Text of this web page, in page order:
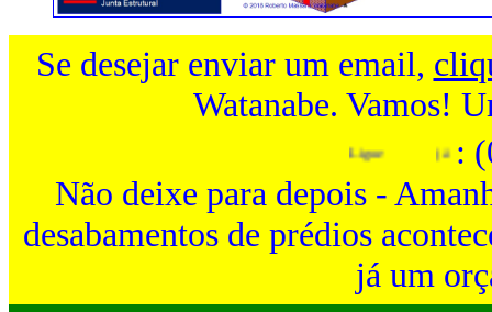
Se desejar enviar um email,
Watanabe. Vamos!
Ligue já
:
Não deixe para depois -
desabamentos de prédios
já um